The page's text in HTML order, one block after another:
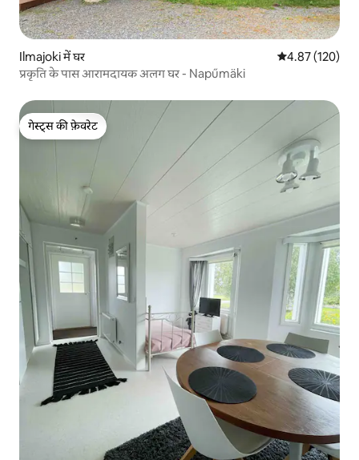
Ilmajoki में घर औसत रेटिंग 5 में से
4.87 (120)
प्रकृति के पास आरामदायक अलग घर - Napűmäki
गेस्ट्स की फ़ेवरेट
गेस्ट्स की फ़ेवरेट